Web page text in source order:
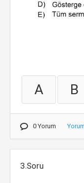
A B
0 Yorum
3.Soru